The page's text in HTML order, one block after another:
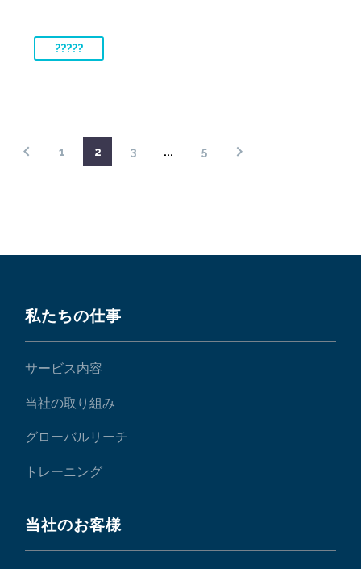
?????
1 2 3 ... 5
私たちの仕事
サービス内容
当社の取り組み
グローバルリーチ
トレーニング
当社のお客様